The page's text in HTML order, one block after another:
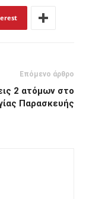
Επόμενο άρθρο
2 ατόμων στο
Παρασκευής